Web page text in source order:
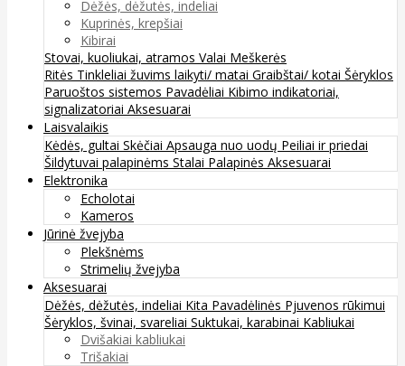
Dėžės, dėžutės, indeliai
Kuprinės, krepšiai
Kibirai
Stovai, kuoliukai, atramos Valai Meškerės
Ritės Tinkleliai žuvims laikyti/ matai Graibštai/ kotai Šėryklos
Paruoštos sistemos Pavadėliai Kibimo indikatoriai,
signalizatoriai Aksesuarai
Laisvalaikis
Kėdės, gultai Skėčiai Apsauga nuo uodų Peiliai ir priedai
Šildytuvai palapinėms Stalai Palapinės Aksesuarai
Elektronika
Echolotai
Kameros
Jūrinė žvejyba
Plekšnėms
Strimelių žvejyba
Aksesuarai
Dėžės, dėžutės, indeliai Kita Pavadėlinės Pjuvenos rūkimui
Šėryklos, švinai, svareliai Suktukai, karabinai Kabliukai
Dvišakiai kabliukai
Trišakiai